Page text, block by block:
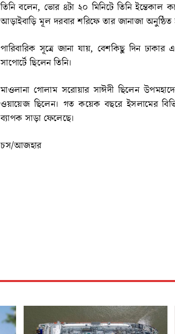
তিনি বলেন, ভোর ৪টা ২০ মিনিটে তিনি
আড়াইবাড়ি মূল দরবার শরিফে তার জানাজা অনুষ্ঠিত
পারিবারিক সূত্রে জানা যায়, বেশকিছু দিন
সাপোর্টে ছিলেন তিনি।
মাওলানা গোলাম সরোয়ার সাঈদী ছিলেন
ওয়ায়েজ ছিলেন। গত কয়েক বছরে ইসলামের
ব্যাপক সাড়া ফেলেছে।
চস/আজহার